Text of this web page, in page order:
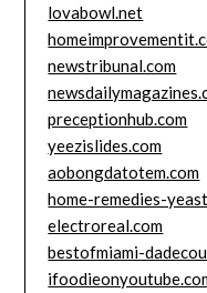
lovabowl.net
newstribunal.com
preceptionhub.com
yeezislides.com
aobongdatotem.com
home-remedies-
electroreal.com
bestofmiami-